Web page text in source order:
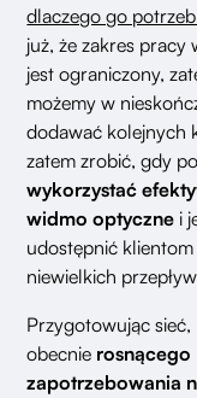
dlaczego go
już, że zakres pracy
jest ograniczony,
możemy w
dodawać kolejnych
zatem zrobić, gdy
wykorzystać
widmo optyczne i
udostępnić
niewielkich
Przygotowując
obecnie rosnącego
zapotrzebowania